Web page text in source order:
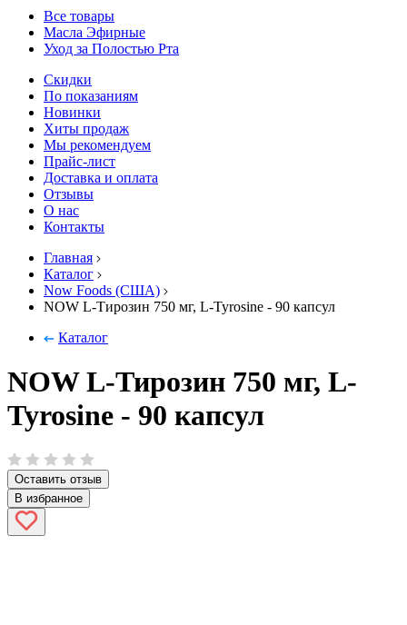
Все товары
Масла Эфирные
Уход за Полостью Рта
Скидки
По показаниям
Новинки
Хиты продаж
Мы рекомендуем
Прайс-лист
Доставка и оплата
Отзывы
О нас
Контакты
Главная
Каталог
Now Foods (США)
NOW L-Тирозин 750 мг, L-Tyrosine - 90 капсул
Каталог
NOW L-Тирозин 750 мг, L-
Tyrosine - 90 капсул
Оставить отзыв
В избранное